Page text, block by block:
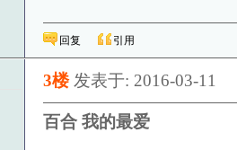
回复 引用
3楼 发表于: 2016-03-11
百合 我的最爱